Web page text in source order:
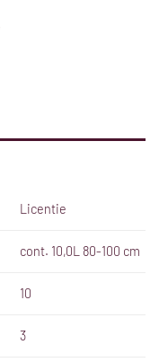
Licentie
cont. 10,0L 80-100 cm
10
3